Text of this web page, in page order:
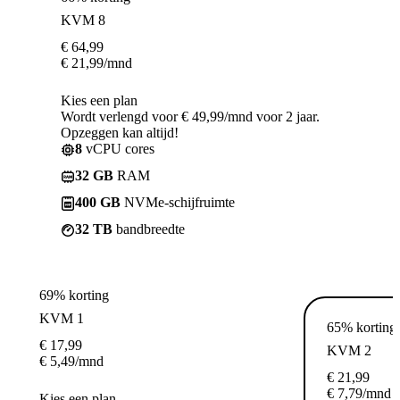
KVM 8
€ 64,99
€ 21,99/mnd
Kies een plan
Wordt verlengd voor € 49,99/mnd voor 2 jaar.
Opzeggen kan altijd!
8 vCPU cores
32 GB RAM
400 GB NVMe-schijfruimte
32 TB bandbreedte
69% korting
KVM 1
€ 17,99
€ 5,49/mnd
65% korting
KVM 2
€ 21,99
€ 7,79/mnd